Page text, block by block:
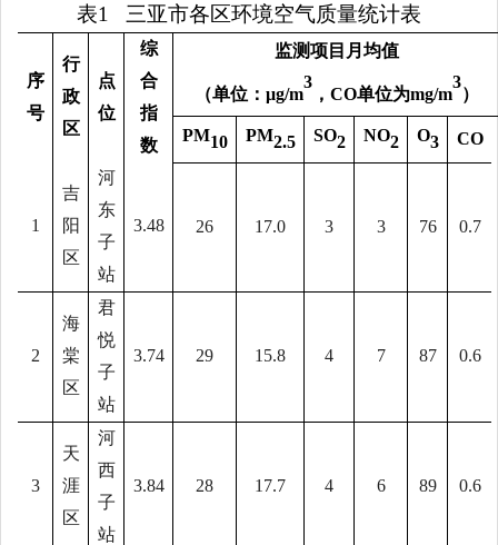
表1 三亚市各区环境空气质量统计表
序
号
行
政
区
点
位
综
合
指
数
监测项目月均值
（单位： μg/m
3
， CO单位为mg/m
3
）
PM10 PM2.5 SO2 NO2 O3 CO
1
吉
阳
区
河
东
子
站
3.48 26 17.0 3 3 76 0.7
2
海
棠
区
君
悦
子
站
3.74 29 15.8 4 7 87 0.6
3
天
涯
区
河
西
子
站
3.84 28 17.7 4 6 89 0.6